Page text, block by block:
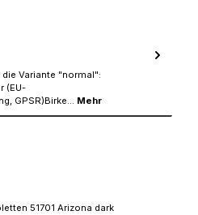
Variante "normal":
(EU-
GPSR)Birke… Mehr